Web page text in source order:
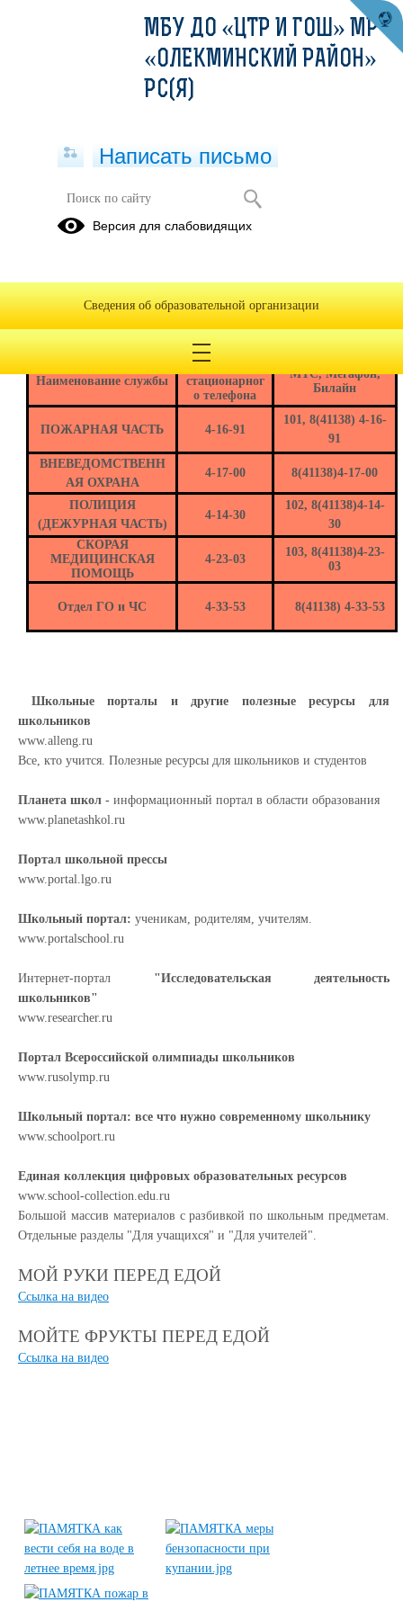
Детям
Телефоны экстренных служб по
Олёкминскому району
Наименование службы
стационарног
о телефона
МТС, Мегафон,
Билайн
ПОЖАРНАЯ ЧАСТЬ 4-16-91
101, 8(41138) 4-16-
91
ВНЕВЕДОМСТВЕНН
АЯ ОХРАНА
4-17-00 8(41138)4-17-00
ПОЛИЦИЯ
(ДЕЖУРНАЯ ЧАСТЬ)
4-14-30
102, 8(41138)4-14-
30
СКОРАЯ
МЕДИЦИНСКАЯ
ПОМОЩЬ
4-23-03
103, 8(41138)4-23-
03
Отдел ГО и ЧС 4-33-53 8(41138) 4-33-53
Школьные порталы и другие полезные ресурсы для
школьников
www.alleng.ru
Все, кто учится. Полезные ресурсы для школьников и студентов
Планета школ - информационный портал в области образования
www.planetashkol.ru
Портал школьной прессы
www.portal.lgo.ru
Школьный портал: ученикам, родителям, учителям.
www.portalschool.ru
Интернет-портал "Исследовательская деятельность
школьников"
www.researcher.ru
Портал Всероссийской олимпиады школьников
www.rusolymp.ru
Школьный портал: все что нужно современному школьнику
www.schoolport.ru
Единая коллекция цифровых образовательных ресурсов
www.school-collection.edu.ru
Большой массив материалов с разбивкой по школьным предметам.
Отдельные разделы "Для учащихся" и "Для учителей".
МОЙ РУКИ ПЕРЕД ЕДОЙ
Ccылка на видео
МОЙТЕ ФРУКТЫ ПЕРЕД ЕДОЙ
Ccылка на видео
МБУ ДО «ЦТР И ГОШ» МР
«ОЛЕКМИНСКИЙ РАЙОН»
РС(Я)
Написать письмо
Версия для слабовидящих
Сведения об образовательной организации